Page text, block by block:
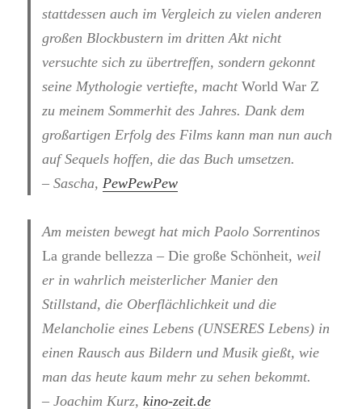
stattdessen auch im Vergleich zu vielen anderen
großen Blockbustern im dritten Akt nicht
versuchte sich zu übertreffen, sondern gekonnt
seine Mythologie vertiefte, machtWorld War Z
zu meinem Sommerhit des Jahres. Dank dem
großartigen Erfolg des Films kann man nun auch
auf Sequels hoffen, die das Buch umsetzen.
– Sascha, PewPewPew
Am meisten bewegt hat mich Paolo Sorrentinos
La grande bellezza – Die große Schönheit, weil
er in wahrlich meisterlicher Manier den
Stillstand, die Oberflächlichkeit und die
Melancholie eines Lebens (UNSERES Lebens) in
einen Rausch aus Bildern und Musik gießt, wie
man das heute kaum mehr zu sehen bekommt.
– Joachim Kurz,kino-zeit.de